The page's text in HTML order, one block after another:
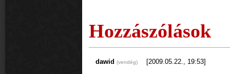
Hozzászólások
dawid (vendég) [2009.05.22., 19:53]